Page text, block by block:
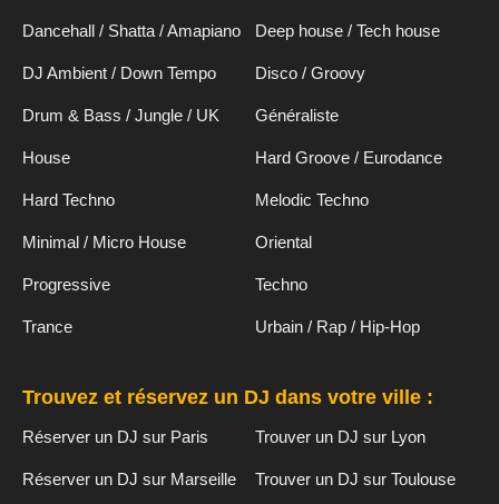
Dancehall / Shatta / Amapiano Deep house / Tech house
DJ Ambient / Down Tempo Disco / Groovy
Drum & Bass / Jungle / UK Généraliste
House Hard Groove / Eurodance
Hard Techno Melodic Techno
Minimal / Micro House Oriental
Progressive Techno
Trance Urbain / Rap / Hip-Hop
Trouvez et réservez un DJ dans votre ville :
Réserver un DJ sur Paris Trouver un DJ sur Lyon
Réserver un DJ sur Marseille Trouver un DJ sur Toulouse